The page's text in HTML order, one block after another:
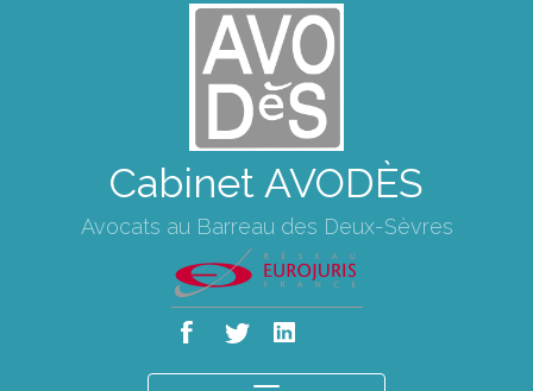
Cabinet AVODÈS
Avocats au Barreau des Deux-Sèvres